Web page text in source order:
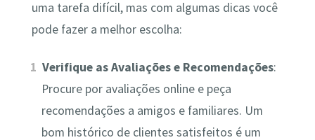
uma tarefa difícil, mas com algumas dicas você
pode fazer a melhor escolha:
Verifique as Avaliações e Recomendações:
Procure por avaliações online e peça
recomendações a amigos e familiares. Um
bom histórico de clientes satisfeitos é um